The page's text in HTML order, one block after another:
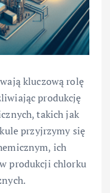
kluczową rolę
produkcję
takich jak
przyjrzymy się
ich
produkcji chlorku